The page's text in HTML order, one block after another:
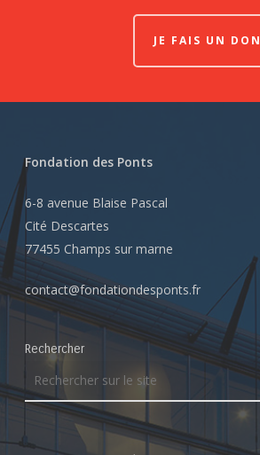
JE FAIS UN DON
Fondation des Ponts
6-8 avenue Blaise Pascal
Cité Descartes
77455 Champs sur marne
contact@fondationdesponts.fr
Rechercher